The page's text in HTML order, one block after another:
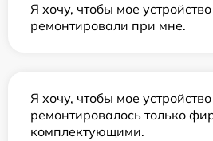
Я хочу, чтобы мое устройство
ремонтировали при мне.
Я хочу, чтобы мое
ремонтировалось только
комплектующими.